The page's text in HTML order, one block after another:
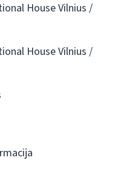
House Vilnius /
House Vilnius /